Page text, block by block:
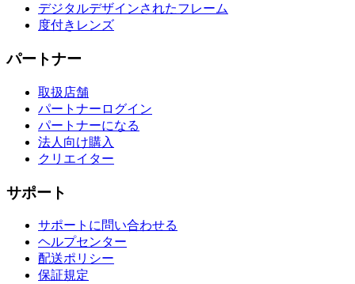
デジタルデザインされたフレーム
度付きレンズ
パートナー
取扱店舗
パートナーログイン
パートナーになる
法人向け購入
クリエイター
サポート
サポートに問い合わせる
ヘルプセンター
配送ポリシー
保証規定